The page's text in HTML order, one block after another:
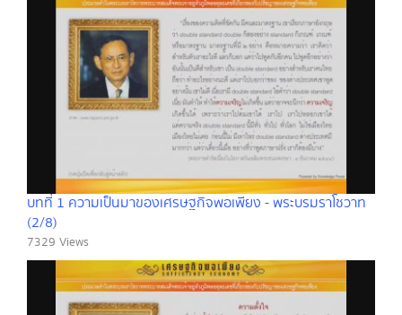
บทที่ 1 ความเป็นมาของเศรษฐกิจพอเพียง - พระบรมราโชวาท
(2/8)
7329 Views